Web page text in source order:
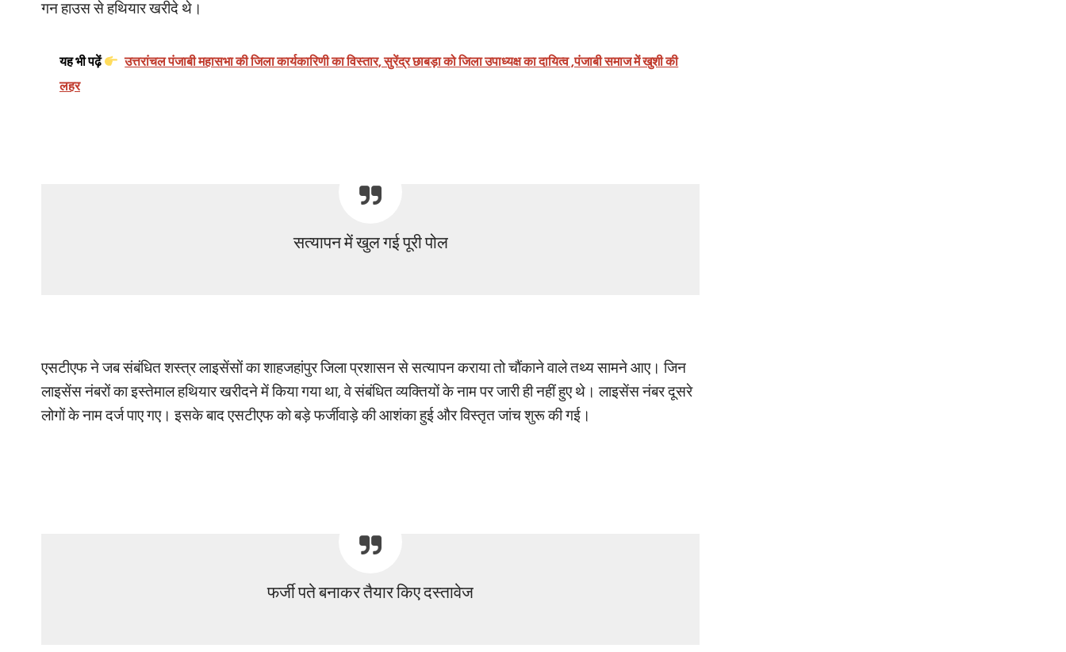
गन हाउस से हथियार खरीदे थे।
यह भी पढ़ें
उत्तरांचल पंजाबी महासभा की जिला कार्यकारिणी का विस्तार, सुरेंद्र छाबड़ा को जिला उपाध्यक्ष का दायित्व ,पंजाबी समाज में खुशी की
लहर
सत्यापन में खुल गई पूरी पोल
एसटीएफ ने जब संबंधित शस्त्र लाइसेंसों का शाहजहांपुर जिला प्रशासन से सत्यापन कराया तो चौंकाने वाले तथ्य सामने आए। जिन
लाइसेंस नंबरों का इस्तेमाल हथियार खरीदने में किया गया था, वे संबंधित व्यक्तियों के नाम पर जारी ही नहीं हुए थे। लाइसेंस नंबर दूसरे
लोगों के नाम दर्ज पाए गए। इसके बाद एसटीएफ को बड़े फर्जीवाड़े की आशंका हुई और विस्तृत जांच शुरू की गई।
फर्जी पते बनाकर तैयार किए दस्तावेज